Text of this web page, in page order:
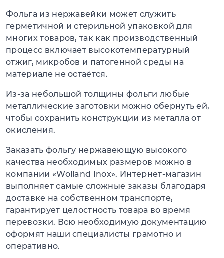
Фольга из нержавейки может служить
герметичной и стерильной упаковкой для
многих товаров, так как производственный
процесс включает высокотемпературный
отжиг, микробов и патогенной среды на
материале не остаётся.
Из-за небольшой толщины фольги любые
металлические заготовки можно обернуть ей,
чтобы сохранить конструкции из металла от
окисления.
Заказать фольгу нержавеющую высокого
качества необходимых размеров можно в
компании «Wolland Inox». Интернет-магазин
выполняет самые сложные заказы благодаря
доставке на собственном транспорте,
гарантирует целостность товара во время
перевозки. Всю необходимую документацию
оформят наши специалисты грамотно и
оперативно.